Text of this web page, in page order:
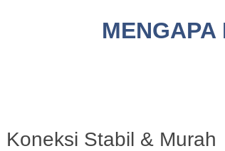
Koneksi Stabil & Murah